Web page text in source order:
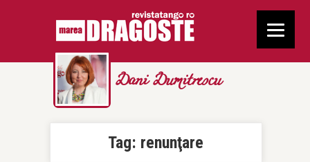
Dani Dumitrescu
Tag: renunţare